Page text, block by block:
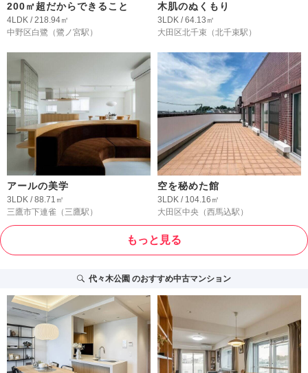
200㎡超だからできること
4LDK / 218.94㎡
中野区白鷺 （鷺ノ宮駅）
木肌のぬくもり
3LDK / 64.13㎡
大田区北千束 （北千束駅）
アールの美学
3LDK / 88.71㎡
三鷹市下連雀 （三鷹駅）
空を秘めた館
3LDK / 104.16㎡
大田区中央 （西馬込駅）
もっと見る
代々木公園 のおすすめ中古マンション